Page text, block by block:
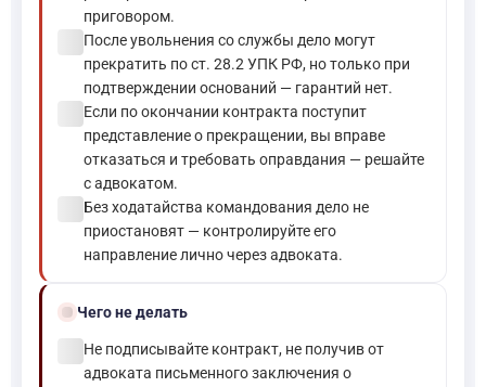
приговором.
После увольнения со службы дело могут
прекратить по ст. 28.2 УПК РФ, но только при
подтверждении оснований — гарантий нет.
Если по окончании контракта поступит
представление о прекращении, вы вправе
отказаться и требовать оправдания — решайте
с адвокатом.
Без ходатайства командования дело не
приостановят — контролируйте его
направление лично через адвоката.
block Чего не делать
Не подписывайте контракт, не получив от
адвоката письменного заключения о